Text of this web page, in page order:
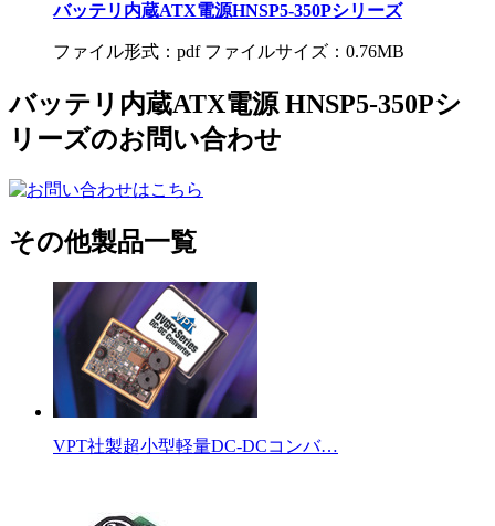
バッテリ内蔵ATX電源HNSP5-350Pシリーズ
ファイル形式：pdf ファイルサイズ：0.76MB
バッテリ内蔵ATX電源 HNSP5-350Pシ
リーズのお問い合わせ
その他製品一覧
VPT社製超小型軽量DC-DCコンバ…